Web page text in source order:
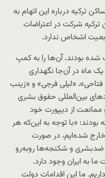
ترکیه درباره این اتهام به
ترکیه شرکت در اعتراضات
اشخاص ندارد.
شده بودند، آن‌ها را به کمپ
ماه در آن‌جا نگهداری
«لیلی فرجی» و «زینب
بین‌المللی حقوق بشری
ممانعت از دیپورت‌ خود
«با توجه به این‌که هر
خارج شده‌ایم، در صورت
ضدبشری و شکنجه‌ها روبه‌رو
به ایران وجود دارد.
ما این اقدامات دولت